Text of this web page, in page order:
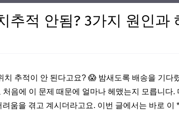
추적 안됨? 3가지 원인과
치 추적이 안 된다고요? 😱 밤새도록 배송을 기다
음에 이 문제 때문에 얼마나 헤맸는지 모릅니다.
움을 겪고 계시더라고요. 이번 글에서는 바로